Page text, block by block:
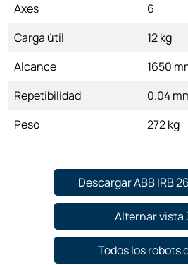
Axes
6
Carga útil
12 kg
Alcance
1650
Repetibilidad
0.04
Peso
272 kg
Descargar ABB IRB
Alternar vista
Todos los robots